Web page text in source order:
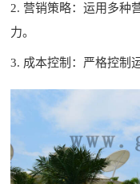
2. 营销策略：运用多种
力。
3. 成本控制：严格控制